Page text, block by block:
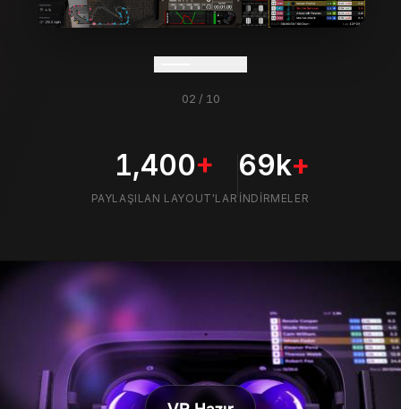
03 / 10
1,400+
PAYLAŞILAN LAYOUT'LAR
69k+
İNDIRMELER